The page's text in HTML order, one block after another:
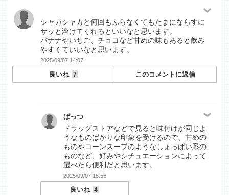
シャカシャカと何回もふらなくてもたまにならすに
サッと溶けてくれるといいなと思います。
バナナやいちご、チョコなど甘めの味もあると飲み
やすくていいなと思います。
2025/09/07 14:07
良いね 7 このコメントに返信
ぱっつ
ドラッグストアなどで見ると味付けが同じよ
うなものばかりな印象を受けるので、甘めの
ものやコーンスープのようなしょっぱい系の
ものなど、好みやシチュエーションによって
選べたら便利だと思います。
2025/09/07 15:56
良いね 4